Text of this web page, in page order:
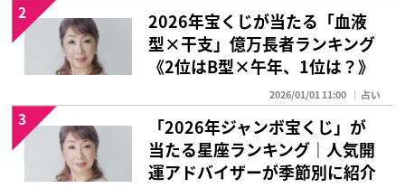
2026年宝くじが当たる「血液
型×干支」億万長者ランキング
《2位はB型×午年、1位は？》
2026/01/01 11:00 占い
2
「2026年ジャンボ宝くじ」が
当たる星座ランキング｜人気開
運アドバイザーが季節別に紹介
3